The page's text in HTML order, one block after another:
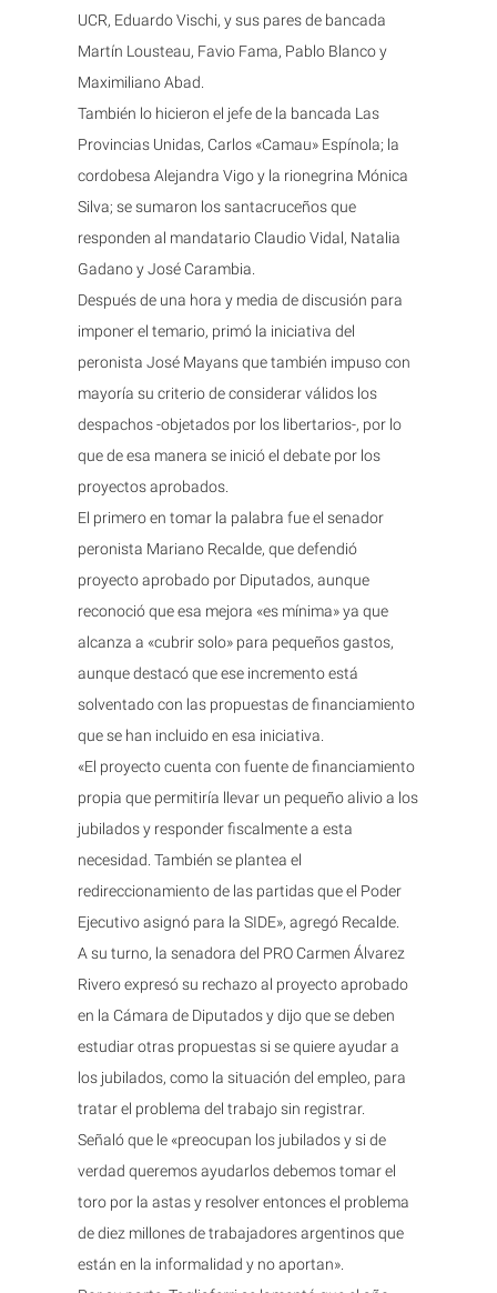
UCR, Eduardo Vischi, y sus pares de bancada
Martín Lousteau, Favio Fama, Pablo Blanco y
Maximiliano Abad.
También lo hicieron el jefe de la bancada Las
Provincias Unidas, Carlos «Camau» Espínola; la
cordobesa Alejandra Vigo y la rionegrina Mónica
Silva; se sumaron los santacruceños que
responden al mandatario Claudio Vidal, Natalia
Gadano y José Carambia.
Después de una hora y media de discusión para
imponer el temario, primó la iniciativa del
peronista José Mayans que también impuso con
mayoría su criterio de considerar válidos los
despachos -objetados por los libertarios-, por lo
que de esa manera se inició el debate por los
proyectos aprobados.
El primero en tomar la palabra fue el senador
peronista Mariano Recalde, que defendió
proyecto aprobado por Diputados, aunque
reconoció que esa mejora «es mínima» ya que
alcanza a «cubrir solo» para pequeños gastos,
aunque destacó que ese incremento está
solventado con las propuestas de financiamiento
que se han incluido en esa iniciativa.
«El proyecto cuenta con fuente de financiamiento
propia que permitiría llevar un pequeño alivio a los
jubilados y responder fiscalmente a esta
necesidad. También se plantea el
redireccionamiento de las partidas que el Poder
Ejecutivo asignó para la SIDE», agregó Recalde.
A su turno, la senadora del PRO Carmen Álvarez
Rivero expresó su rechazo al proyecto aprobado
en la Cámara de Diputados y dijo que se deben
estudiar otras propuestas si se quiere ayudar a
los jubilados, como la situación del empleo, para
tratar el problema del trabajo sin registrar.
Señaló que le «preocupan los jubilados y si de
verdad queremos ayudarlos debemos tomar el
toro por la astas y resolver entonces el problema
de diez millones de trabajadores argentinos que
están en la informalidad y no aportan».